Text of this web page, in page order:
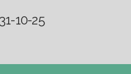
10-25